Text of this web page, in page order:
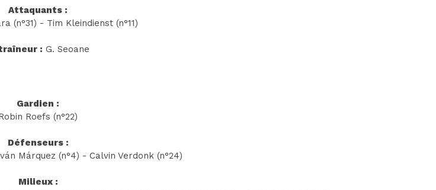
Attaquants :
(n°31) - Tim Kleindienst (n°11)
: G. Seoane
Gardien :
Roefs (n°22)
Défenseurs :
Márquez (n°4) - Calvin Verdonk (n°24)
Milieux :